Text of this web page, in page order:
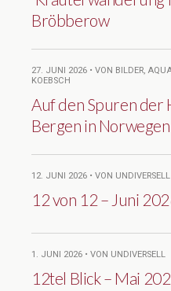
Bröbberow
27. JUNI 2026 • VON BILDER,
KOEBSCH
Auf den Spuren der
Bergen in Norwegen
12. JUNI 2026 • VON UNDIVERSELL
12 von 12 – Juni
1. JUNI 2026 • VON UNDIVERSELL
12tel Blick – Mai